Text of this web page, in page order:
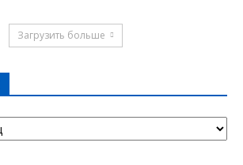
Загрузить больше